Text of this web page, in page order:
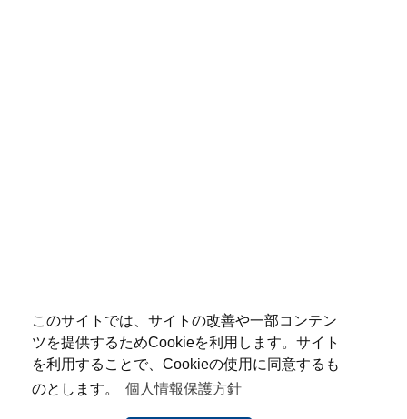
このサイトでは、サイトの改善や一部コンテン
ツを提供するためCookieを利用します。サイト
を利用することで、Cookieの使用に同意するも
のとします。
個人情報保護方針